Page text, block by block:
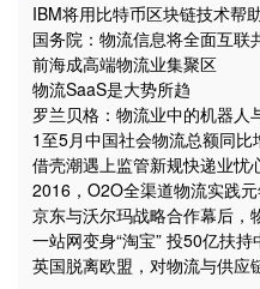
IBM将用比特币区块链技术帮
国务院：物流信息将全面互联
前海成高端物流业集聚区
物流SaaS是大势所趋
罗兰贝格：物流业中的机器人
1至5月中国社会物流总额同比
借壳潮遇上监管新规快递业忧
2016，O2O全渠道物流实践元
京东与沃尔玛战略合作幕后，
个“坑”？
一站网变身“淘宝” 投50亿扶持
英国脱离欧盟，对物流与供应